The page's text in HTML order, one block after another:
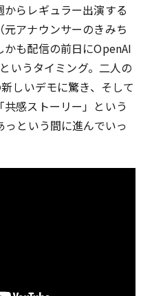
らレギュラー出演する
アナウンサーのきみち
も配信の前日にOpenAI
いうタイミング。二人の
しいデモに驚き、そして
感ストーリー」という
という間に進んでいっ